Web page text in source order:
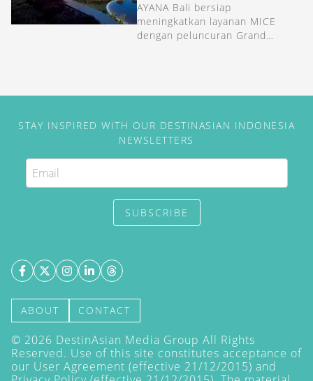
AYANA Bali bersiap
meningkatkan layanan MICE
dengan peluncuran Grand
STAY INSPIRED WITH OUR DESTINASIAN INDONESIA
NEWSLETTERS
SUBSCRIBE
ABOUT CONTACT
© 2026 DestinAsian Media Group All Rights
Reserved. Use of this site constitutes acceptance of
our User Agreement (effective 21/12/2015) and